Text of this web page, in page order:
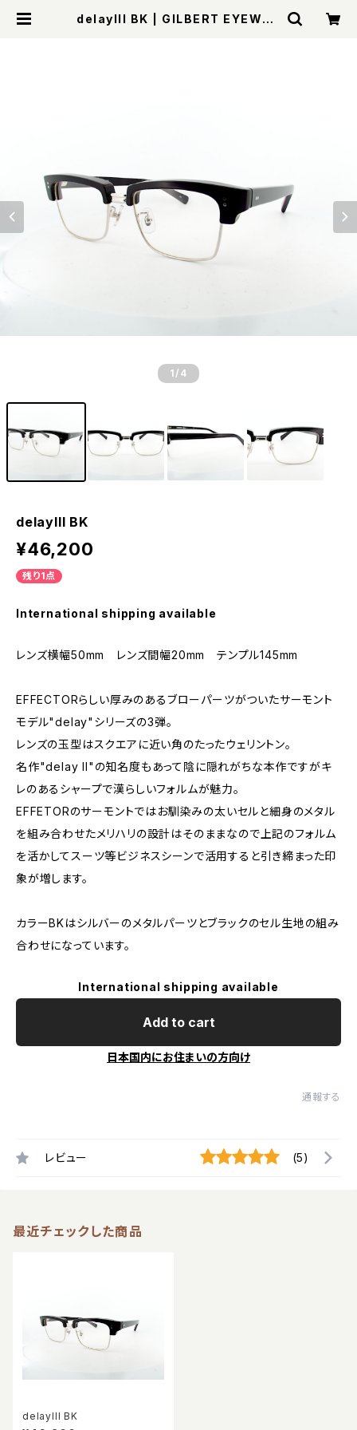
delayIII BK | GILBERT EYEWEA
1 /4
delayIII BK
¥46,200
残り1点
International shipping available
レンズ横幅50mm レンズ間幅20mm テンプル145mm
EFFECTORらしい厚みのあるブローパーツがついたサーモント
モデル"delay"シリーズの3弾。
レンズの玉型はスクエアに近い角のたったウェリントン。
名作"delay II"の知名度もあって陰に隠れがちな本作ですがキ
レのあるシャープで漢らしいフォルムが魅力。
EFFETORのサーモントではお馴染みの太いセルと細身のメタル
を組み合わせたメリハリの設計はそのままなので上記のフォルム
を活かしてスーツ等ビジネスシーンで活用すると引き締まった印
象が増します。
カラーBKはシルバーのメタルパーツとブラックのセル生地の組み
合わせになっています。
International shipping available
Add to cart
日本国内にお住まいの方向け
通報する
レビュー (5)
最近チェックした商品
delayIII BK